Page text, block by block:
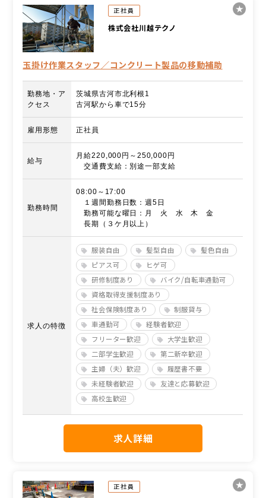
正社員
株式会社川越テクノ
玉掛け作業スタッフ／コンクリート製品の移動補助
勤務地・ア
クセス
茨城県古河市北利根1
古河駅から車で15分
雇用形態 正社員
給与
月給220,000円～250,000円
交通費支給：別途一部支給
勤務時間
08:00～17:00
１週間勤務日数：週5日
勤務可能な曜日：月 火 水 木 金
長期（３ケ月以上）
求人の特徴
服装自由 髪型自由
髪色自由
ピアス可
ヒゲ可
研修制度あり
バイク/自転車通勤可
資格取得支援制度あり
社会保険制度あり
制服貸与
車通勤可
経験者歓迎
フリーター歓迎
大学生歓迎
二部学生歓迎
第二新卒歓迎
主婦（夫）歓迎
履歴書不要
未経験者歓迎
友達と応募歓迎
高校生歓迎
求人詳細
正社員